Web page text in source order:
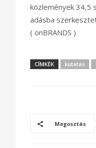
közlemények 34,5
adásba
( onBRANDS )
CÍMKÉK kutatás
Megosztás